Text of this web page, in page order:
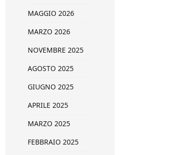
MAGGIO 2026
MARZO 2026
NOVEMBRE 2025
AGOSTO 2025
GIUGNO 2025
APRILE 2025
MARZO 2025
FEBBRAIO 2025